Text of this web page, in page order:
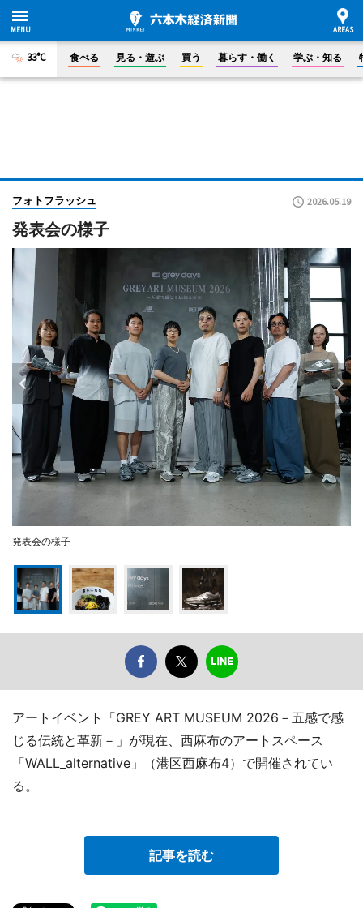
33°C 食べる 見る・遊ぶ 買う 暮らす・働く 学ぶ・知る
フォトフラッシュ 2026.05.19
発表会の様子
発表会の様子
アートイベント「GREY ART MUSEUM 2026－五感で感
じる伝統と革新－」が現在、西麻布のアートスペース
「WALL_alternative」（港区西麻布4）で開催されてい
る。
記事を読む